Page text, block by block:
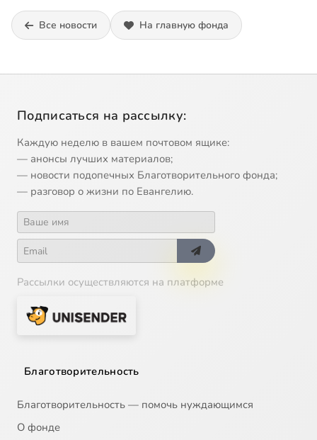
Все новости На главную фонда
Подписаться на рассылку:
Каждую неделю в вашем почтовом ящике:
— анонсы лучших материалов;
— новости подопечных Благотворительного фонда;
— разговор о жизни по Евангелию.
Рассылки осуществляются на платформе
Благотворительность
Благотворительность — помочь нуждающимся
О фонде